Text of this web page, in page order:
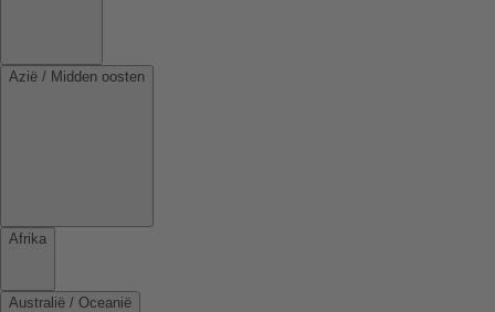
Azië / Midden oosten
Afrika
Australië / Oceanië